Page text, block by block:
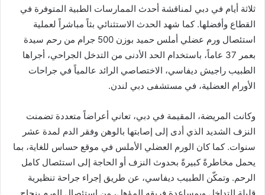
ثلاثة أيام في دبي لمناقشة أحدث الممارسات الطبية المتوفرة في
القطاع وأفضلها. كما شهد الحدث الاستثنائي بثاً مباشراً لعملية
استئصال ورم عضلي أملس حميد بوزن 500 جرام من رحم سيدة
بعمر 37 عاماً، باستخدام الحد الأدنى من التدخل الجراحي، أجراها
الطبيب راجيش ديفاسي، الاختصاصي الرائد عالمياً في جراحات
الأورام العضلية، في مستشفى دبي لندن.
وكانت المريضة، المقيمة في دبي، تعاني أعراضاً متعددة تضمنت
النزف الشديد الذي أدى إلى إصابتها بالوهن وفقر الدم لمدة عشر
سنوات. كما كان الورم العضلي الأملس في موقع حساس للغاية، بما
يحمل مخاطرةً كبيرةً بحدوث النزف أو الحاجة إلى استئصال كامل
الرحم. وتمكّن الطبيب ديفاسي، عن طريق إجراء جراحة تنظيرية